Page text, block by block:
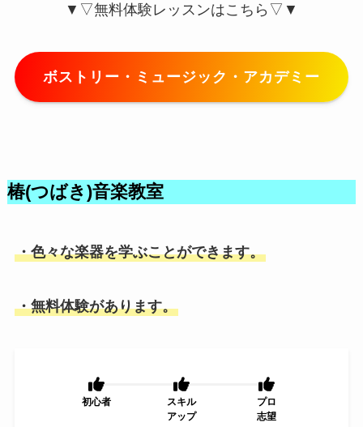
▼▽無料体験レッスンはこちら▽▼
ボストリー・ミュージック・アカデミー
椿(つばき)音楽教室
・色々な楽器を学ぶことができます。
・無料体験があります。
初心者
スキル
アップ
プロ
志望